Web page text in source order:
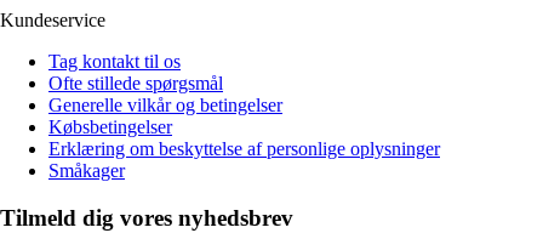
Kundeservice
Tag kontakt til os
Ofte stillede spørgsmål
Generelle vilkår og betingelser
Købsbetingelser
Erklæring om beskyttelse af personlige oplysninger
Småkager
Tilmeld dig vores nyhedsbrev